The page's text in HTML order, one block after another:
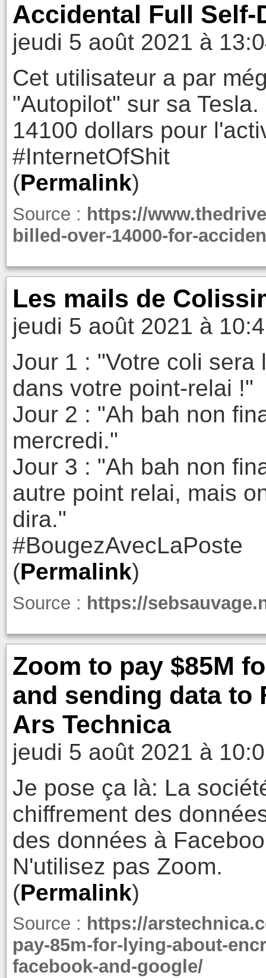
Accidental Full
jeudi 5 août 2021 à
Cet utilisateur a par
"Autopilot" sur sa
14100 dollars pour
#InternetOfShit
(Permalink)
Source : https://
billed-over-14000-for-
Les mails de
jeudi 5 août 2021 à
Jour 1 : "Votre coli sera
dans votre point-relai !"
Jour 2 : "Ah bah non
mercredi."
Jour 3 : "Ah bah non
autre point relai, mais
dira."
#BougezAvecLaPoste
(Permalink)
Source : https://
Zoom to pay $85M
and sending data to
Ars Technica
jeudi 5 août 2021 à
Je pose ça là: La
chiffrement des
des données à
N'utilisez pas Zoom.
(Permalink)
Source : https://
pay-85m-for-lying-about-
facebook-and-google/